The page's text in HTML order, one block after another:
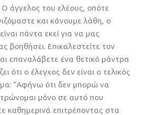
Ο άγγελος του ελέους, οπότε
και κάνουμε λάθη, ο
πάντα εκεί για να μας
βοηθήσει. Επικαλεστείτε τον
επαναλάβετε ένα θετικό μάντρα
ότι ο έλεγχος δεν είναι ο τελικός
“Αφήνω ότι δεν μπορώ να
μόνο σε αυτό που
καθημερινά επιτρέποντας στα